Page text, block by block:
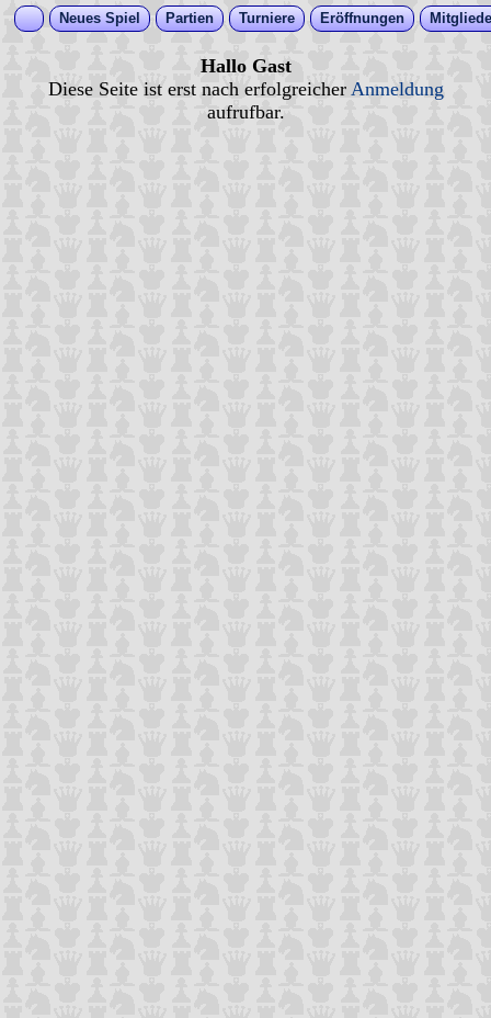
Neues Spiel Partien Turniere Eröffnungen
Hallo Gast
Diese Seite ist erst nach erfolgreicher Anmeldung
aufrufbar.